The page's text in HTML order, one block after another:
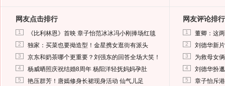
网友点击排行
1 《比利林恩》首映 章子怡范冰冰冯小刚捧场红毯
2 独家：买菜也要拗造型！金星携女逛街有派头
3 京东和奶茶哪个更重要？刘强东的回答全场大笑！
4 杨威晒照庆祝结婚8周年 杨阳洋轻抚妈妈孕肚
5 艳压群芳！唐嫣修身长裙现身活动 仙气儿足
网友评论排行
1 董卿：这
2 刘德华新
3 为救母女
4 刘德华扮
5 章子怡斥